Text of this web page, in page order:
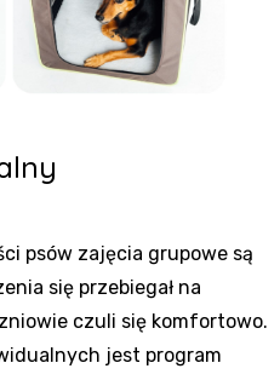
psów zajęcia grupowe są
się przebiegał na
czuli się komfortowo.
jest program